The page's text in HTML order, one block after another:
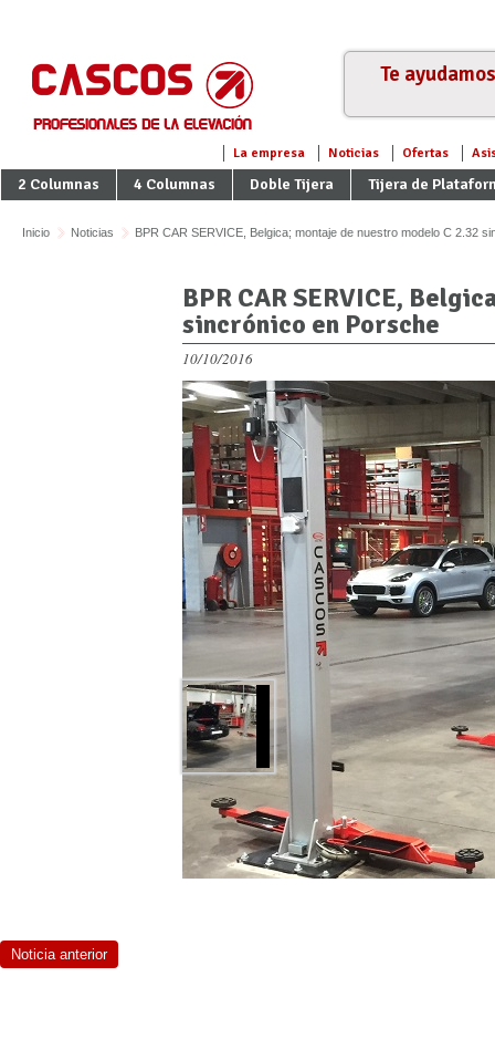
La empresa Noticias Ofertas
2 Columnas 4 Columnas Doble Tijera Tijera de
Te
Inicio Noticias BPR CAR SERVICE, Belgica; montaje de nuestro modelo C 2.32
BPR CAR SERVICE,
sincrónico en Porsche
10/10/2016
IMG_2777-MINIJPG | 124.29 Kb | img_2777-
Noticia anterior